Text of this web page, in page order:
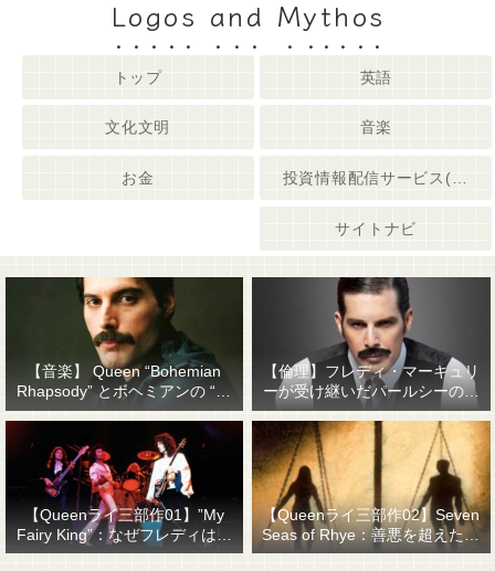
Logos and Mythos
トップ 英語
文化文明 音楽
お金
サイトナビ
【音楽】 Queen “Bohemian
Rhapsody” とボヘミアンの “他
人事感”
【倫理】フレディ・マーキュリ
ーが受け継いだパールシーの精
神遺産
【Queenライ三部作01】”My
Fairy King”：なぜフレディはマ
ーキュリーと名乗ったのか？
【Queenライ三部作02】Seven
Seas of Rhye：善悪を超えたも
のを善悪で裁くということ